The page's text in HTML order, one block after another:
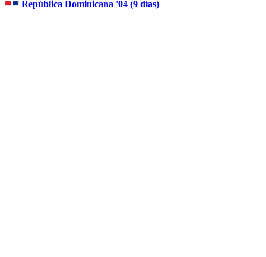
República Dominicana '04 (9 días)